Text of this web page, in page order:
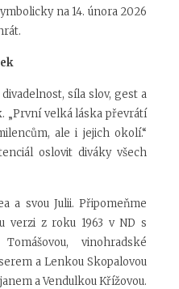
na 14. února 2026
síla slov, gest a
„První velká láska převrátí
ale i jejich okolí.“
oslovit diváky všech
a svou Julii. Připomeňme
verzi z roku 1963 v ND s
vinohradské
a Lenkou Skopalovou
a Vendulkou Křížovou.